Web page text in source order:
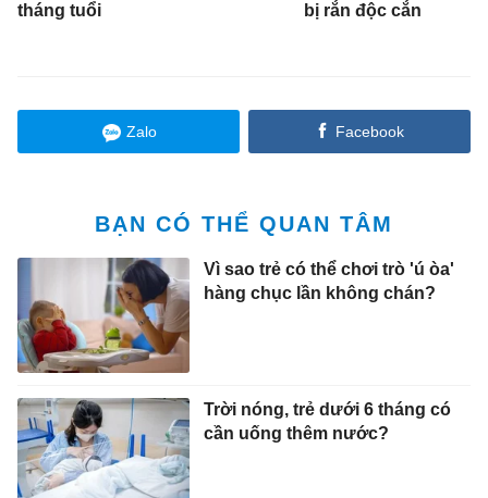
tháng tuổi
bị rắn độc cắn
Zalo Facebook
BẠN CÓ THỂ QUAN TÂM
Vì sao trẻ có thể chơi trò 'ú òa'
hàng chục lần không chán?
Trời nóng, trẻ dưới 6 tháng có
cần uống thêm nước?